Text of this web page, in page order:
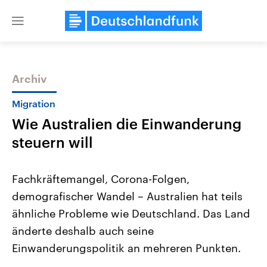
Close
Themen
Landtagswahl Sachsen-Anhalt
2026
Alle Informationen
Sachsen-Anhalt wählt am 6.
September 2026 einen neuen
Landtag. Seit 2021 wird das
USA
Aktuelle Beiträge,
gehören die Vereinigten
den mächtigsten Ländern
Archiv
Migration
Wie Australien die Einwanderung
steuern will
Fachkräftemangel, Corona-Folgen,
demografischer Wandel – Australien hat teils
ähnliche Probleme wie Deutschland. Das Land
änderte deshalb auch seine
Einwanderungspolitik an mehreren Punkten.